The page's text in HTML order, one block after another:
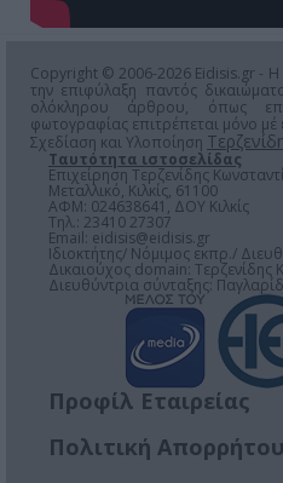
Copyright © 2006-2026 Eidisis.gr - Η
την επιφύλαξη παντός
ολόκληρου άρθρου, όπως
φωτογραφίας επιτρέπεται μόνο
Σχεδίαση και Υλοποίηση
Ταυτότητα ιστοσελίδας
Επιχείρηση Τερζενίδης
Μεταλλικό, Κιλκίς, 61100
ΑΦΜ: 024638641, ΔΟΥ Κιλκίς
Τηλ.: 23410 27307
Email: eidisis@eidisis.gr
Ιδιοκτήτης/ Νόμιμος εκπρ./
Δικαιούχος domain: Τερζενίδης
Διευθύντρια σύνταξης:
Προφίλ Εταιρείας
Πολιτική Απορρήτου